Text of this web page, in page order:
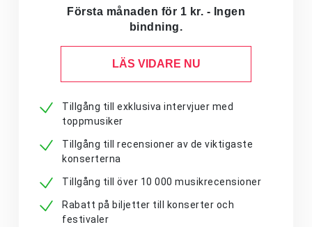
Första månaden för 1 kr. - Ingen
bindning.
LÄS VIDARE NU
Tillgång till exklusiva intervjuer med
toppmusiker
Tillgång till recensioner av de viktigaste
konserterna
Tillgång till över 10 000 musikrecensioner
Rabatt på biljetter till konserter och
festivaler